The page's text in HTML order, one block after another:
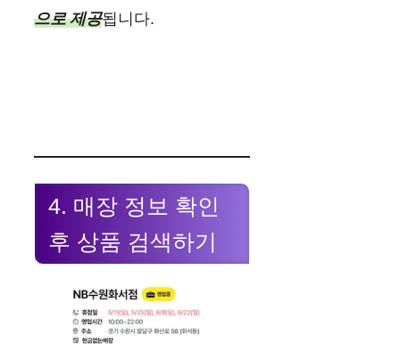
으로 제공됩니다.
4. 매장 정보 확인
후 상품 검색하기